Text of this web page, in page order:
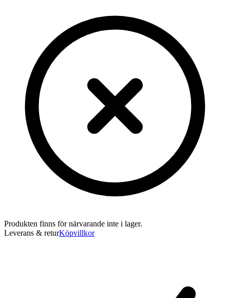
Produkten finns för närvarande inte i lager.
Leverans & returKöpvillkor